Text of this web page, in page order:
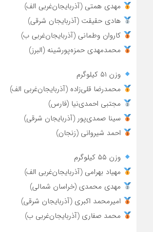
مهدی همتی (آذربایجان‌غربی الف)
هادی حقیقت (آذربایجان شرقی)
کاروان وطمانی (آذربایجان‌غربی ب)
محمدمهدی حمزه‌پورشینه (البرز)
وزن ۵۱ کیلوگرم
محمدرضا قلی‌زاده (آذربایجان‌غربی الف)
مجتبی احمدی‌نیا (فارس)
سینا صمدی‌پور (آذربایجان شرقی)
احمد شیروانی (زنجان)
وزن ۵۵ کیلوگرم
مهیاد بهرامی (آذربایجان‌غربی الف)
مهدی محمدی (خراسان شمالی)
امیرمحمد اکبری (آذربایجان شرقی)
محمد صفاری (آذربایجان‌غربی ب)